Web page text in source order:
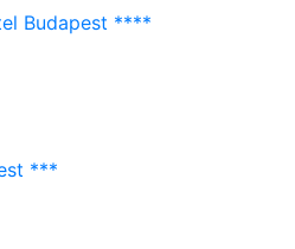
Budapest ****
***